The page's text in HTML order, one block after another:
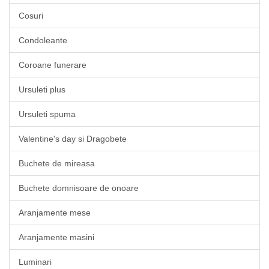
Cosuri
Condoleante
Coroane funerare
Ursuleti plus
Ursuleti spuma
Valentine's day si Dragobete
Buchete de mireasa
Buchete domnisoare de onoare
Aranjamente mese
Aranjamente masini
Luminari